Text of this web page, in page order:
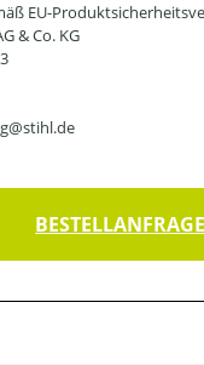
EU-
& Co. KG